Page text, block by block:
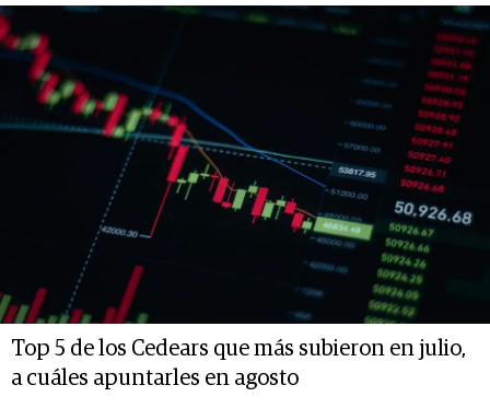
Top 5 de los Cedears que más subieron en julio,
a cuáles apuntarles en agosto